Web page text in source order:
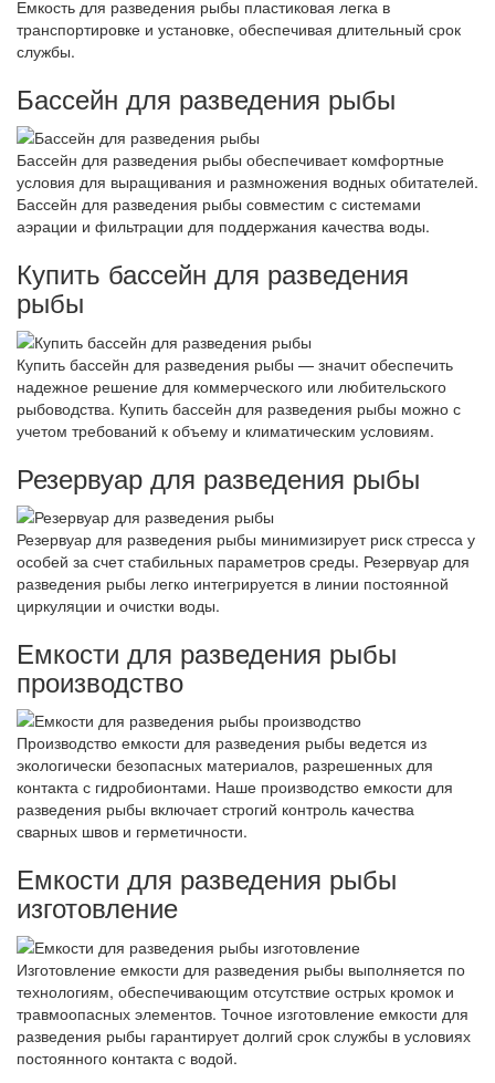
Емкость для разведения рыбы пластиковая легка в
транспортировке и установке, обеспечивая длительный срок
службы.
Бассейн для разведения рыбы
Бассейн для разведения рыбы обеспечивает комфортные
условия для выращивания и размножения водных обитателей.
Бассейн для разведения рыбы совместим с системами
аэрации и фильтрации для поддержания качества воды.
Купить бассейн для разведения
рыбы
Купить бассейн для разведения рыбы — значит обеспечить
надежное решение для коммерческого или любительского
рыбоводства. Купить бассейн для разведения рыбы можно с
учетом требований к объему и климатическим условиям.
Резервуар для разведения рыбы
Резервуар для разведения рыбы минимизирует риск стресса у
особей за счет стабильных параметров среды. Резервуар для
разведения рыбы легко интегрируется в линии постоянной
циркуляции и очистки воды.
Емкости для разведения рыбы
производство
Производство емкости для разведения рыбы ведется из
экологически безопасных материалов, разрешенных для
контакта с гидробионтами. Наше производство емкости для
разведения рыбы включает строгий контроль качества
сварных швов и герметичности.
Емкости для разведения рыбы
изготовление
Изготовление емкости для разведения рыбы выполняется по
технологиям, обеспечивающим отсутствие острых кромок и
травмоопасных элементов. Точное изготовление емкости для
разведения рыбы гарантирует долгий срок службы в условиях
постоянного контакта с водой.